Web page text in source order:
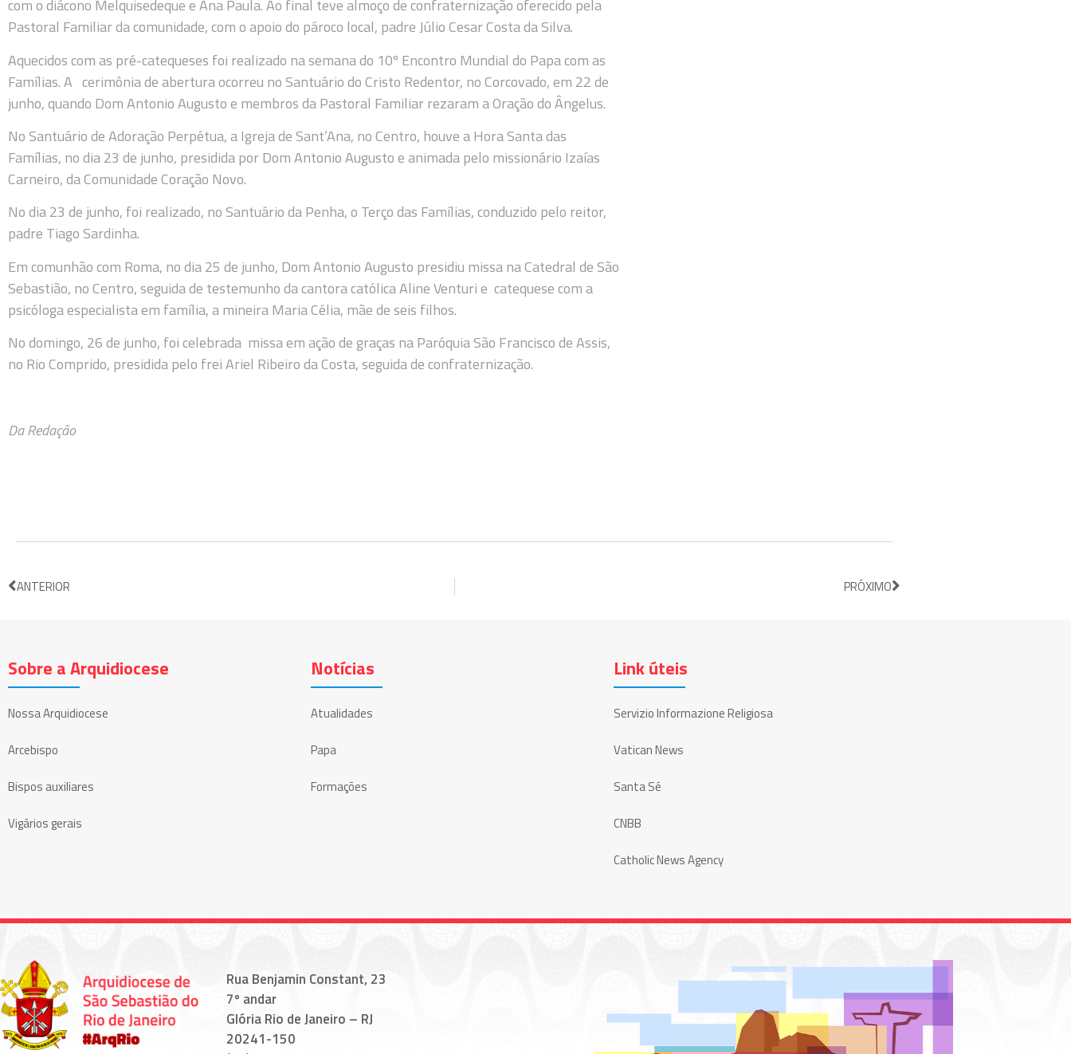
com o diácono Melquisedeque e Ana Paula. Ao final teve almoço de confraternização oferecido pela
Pastoral Familiar da comunidade, com o apoio do pároco local, padre Júlio Cesar Costa da Silva.
Aquecidos com as pré-catequeses foi realizado na semana do 10º Encontro Mundial do Papa com as
Famílias. A cerimônia de abertura ocorreu no Santuário do Cristo Redentor, no Corcovado, em 22 de
junho, quando Dom Antonio Augusto e membros da Pastoral Familiar rezaram a Oração do Ângelus.
No Santuário de Adoração Perpétua, a Igreja de Sant’Ana, no Centro, houve a Hora Santa das
Famílias, no dia 23 de junho, presidida por Dom Antonio Augusto e animada pelo missionário Izaías
Carneiro, da Comunidade Coração Novo.
No dia 23 de junho, foi realizado, no Santuário da Penha, o Terço das Famílias, conduzido pelo reitor,
padre Tiago Sardinha.
Em comunhão com Roma, no dia 25 de junho, Dom Antonio Augusto presidiu missa na Catedral de São
Sebastião, no Centro, seguida de testemunho da cantora católica Aline Venturi e catequese com a
psicóloga especialista em família, a mineira Maria Célia, mãe de seis filhos.
No domingo, 26 de junho, foi celebrada missa em ação de graças na Paróquia São Francisco de Assis,
no Rio Comprido, presidida pelo frei Ariel Ribeiro da Costa, seguida de confraternização.
Da Redação
ANTERIOR PRÓXIMO
Sobre a Arquidiocese
Nossa Arquidiocese
Arcebispo
Bispos auxiliares
Vigários gerais
Notícias
Atualidades
Papa
Formações
Link úteis
Servizio Informazione Religiosa
Vatican News
Santa Sé
CNBB
Catholic News Agency
Rua Benjamin Constant, 23
7º andar
Glória Rio de Janeiro – RJ
20241-150